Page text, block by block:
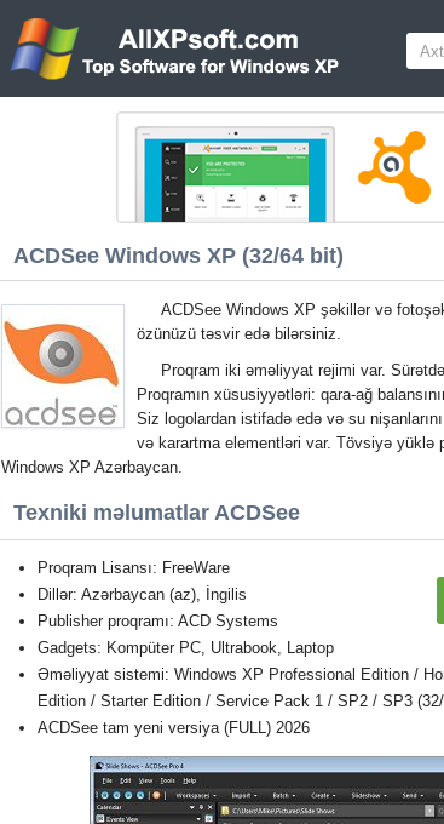
ACDSee Windows XP (32/64 bit)
ACDSee Windows XP şəkillər və
özünüzü təsvir edə bilərsiniz.
Proqram iki əməliyyat rejimi var.
Proqramın xüsusiyyətləri: qara-ağ
Siz logolardan istifadə edə və su
və karartma elementləri var. Tövsiyə yüklə
Windows XP Azərbaycan.
Texniki məlumatlar ACDSee
Proqram Lisansı: FreeWare
Dillər: Azərbaycan (az), İngilis
Publisher proqramı: ACD Systems
Gadgets: Kompüter PC, Ultrabook, Laptop
Əməliyyat sistemi: Windows XP Professional Edition /
Edition / Starter Edition / Service Pack 1 / SP2 / SP3
ACDSee tam yeni versiya (FULL) 2026